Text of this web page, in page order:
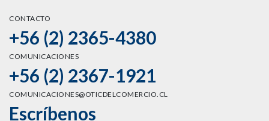
CONTACTO
+56 (2) 2365-4380
COMUNICACIONES
+56 (2) 2367-1921
COMUNICACIONES@OTICDELCOMERCIO.CL
Escríbenos